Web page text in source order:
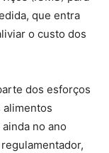
que entra
o custo dos
dos esforços
no ano